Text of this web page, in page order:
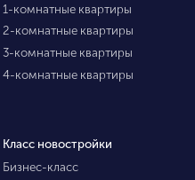
1-комнатные квартиры
2-комнатные квартиры
3-комнатные квартиры
4-комнатные квартиры
Класс новостройки
Бизнес-класс